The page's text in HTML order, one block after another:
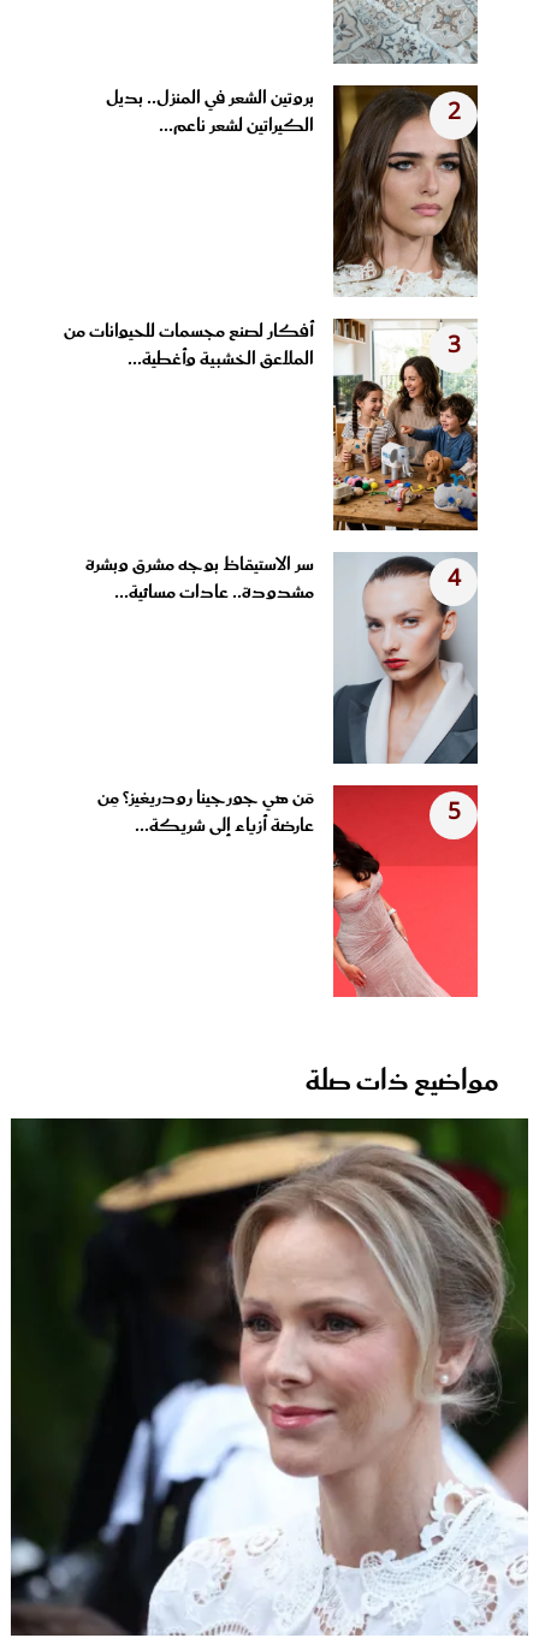
2
بروتين الشعر في المنزل.. بديل
الكيراتين لشعر ناعم...
3
أفكار لصنع مجسمات للحيوانات من
الملاعق الخشبية وأغطية...
4
سر الاستيقاظ بوجه مشرق وبشرة
مشدودة.. عادات مسائية...
5
مَن هي جورجينا رودريغيز؟ مِن
عارضة أزياء إلى شريكة...
مواضيع ذات صلة